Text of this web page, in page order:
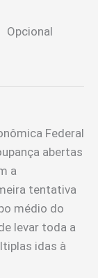
Opcional
Federal
abertas
a
tentativa
médio do
levar toda a
idas à